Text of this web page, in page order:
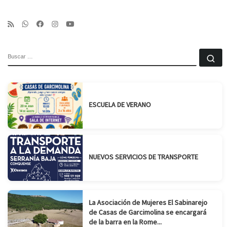
BUSCAR
ESCUELA DE VERANO
NUEVOS SERVICIOS DE TRANSPORTE
La Asociación de Mujeres El Sabinarejo
de Casas de Garcimolina se encargará
de la barra en la Rome...